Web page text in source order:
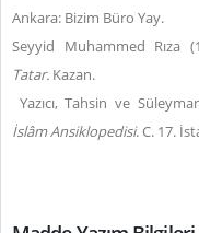
Ankara: Bizim Büro Yay.
Seyyid Muhammed Rıza
Tatar. Kazan.
Yazıcı, Tahsin ve
İslâm Ansiklopedisi. C. 17.